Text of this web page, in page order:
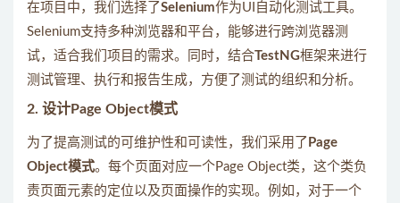
在项目中，我们选择了 Selenium作为UI自动化测试工具。
Selenium支持多种浏览器和平台，能够进行跨浏览器测
试，适合我们项目的需求。同时，结合TestNG框架来进行
测试管理、执行和报告生成，方便了测试的组织和分析。
2. 设计Page Object模式
为了提高测试的可维护性和可读性，我们采用了 Page
Object模式。每个页面对应一个Page Object类，这个类负
责页面元素的定位以及页面操作的实现。例如，对于一个